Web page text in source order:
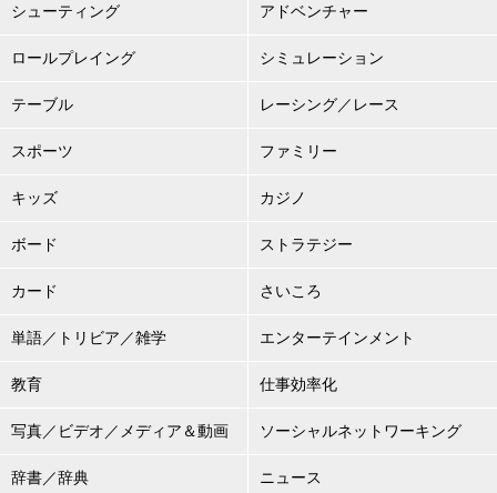
シューティング アドベンチャー
ロールプレイング シミュレーション
テーブル レーシング／レース
スポーツ ファミリー
キッズ カジノ
ボード ストラテジー
カード さいころ
単語／トリビア／雑学 エンターテインメント
教育 仕事効率化
写真／ビデオ／メディア＆動画 ソーシャルネットワーキング
辞書／辞典 ニュース